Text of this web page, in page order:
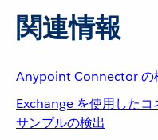
関連情報
Anypoint Connector の
Exchange を使用した
サンプルの検出